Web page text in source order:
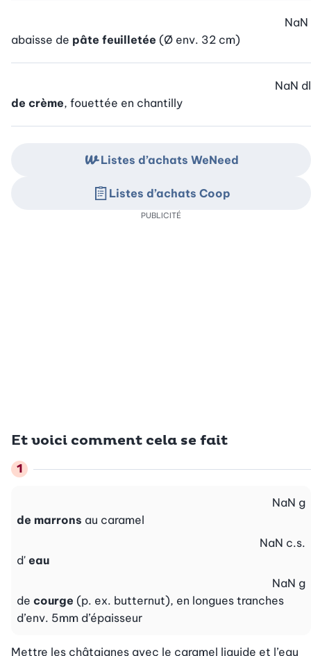
abaisse de pâte feuilletée (Ø env. 32 cm)
NaN
de crème, fouettée en chantilly
NaN dl
Et voici comment cela se fait
de marrons au caramel
NaN g
d' eau
NaN c.s.
de courge (p. ex. butternut), en longues tranches
d’env. 5mm d’épaisseur
NaN g
Mettre les châtaignes avec le caramel liquide et l’eau
Listes d’achats WeNeed
Listes d’achats Coop
PUBLICITÉ